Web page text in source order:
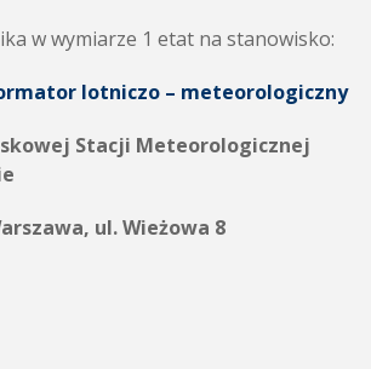
w wymiarze 1 etat na stanowisko:
lotniczo – meteorologiczny
Stacji Meteorologicznej
ul. Wieżowa 8